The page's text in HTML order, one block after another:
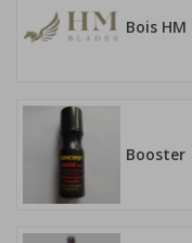
Bois HM
Booster